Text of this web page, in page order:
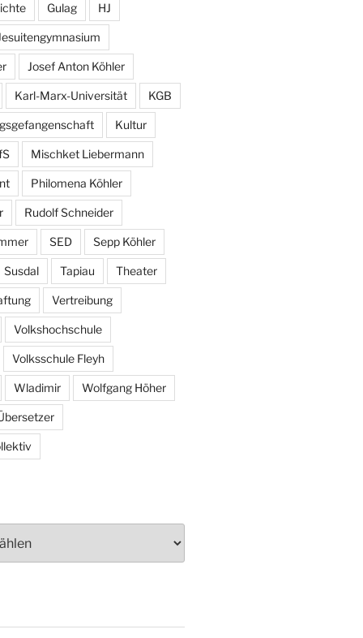
Gulag HJ
Josef Anton Köhler
Karl-Marx-Universität KGB
Kultur
Mischket Liebermann
Philomena Köhler
Rudolf Schneider
SED Sepp Köhler
Susdal Tapiau Theater
Vertreibung
Volkshochschule
Volksschule Fleyh
Wladimir Wolfgang Höher